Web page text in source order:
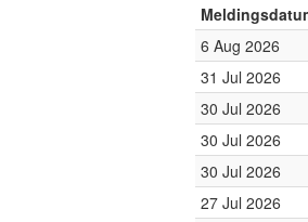
6 Aug 2026
31 Jul 2026
30 Jul 2026
30 Jul 2026
30 Jul 2026
27 Jul 2026